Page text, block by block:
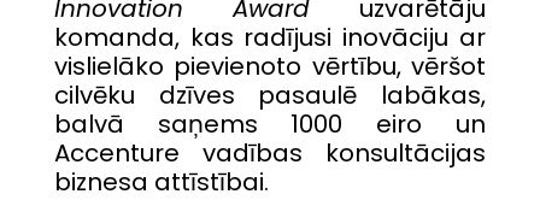
Innovation Award uzvarētāju
komanda, kas radījusi inovāciju ar
vislielāko pievienoto vērtību, vēršot
cilvēku dzīves pasaulē labākas,
balvā saņems 1000 eiro un
Accenture vadības konsultācijas
biznesa attīstībai.